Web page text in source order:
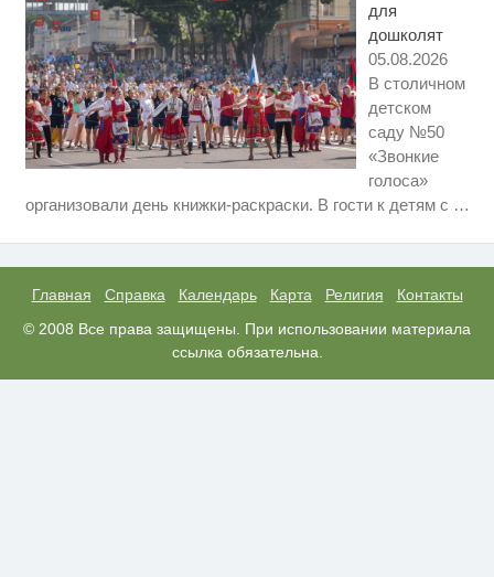
для
дошколят
05.08.2026
В столичном
детском
саду №50
«Звонкие
голоса»
организовали день книжки-раскраски. В гости к детям с …
Главная Справка Календарь Карта Религия
Контакты
© 2008 Все права защищены. При использовании материала
ссылка обязательна.
Крыма: Что люди вытворяют,
i
Что стало причиной громкого
взрыва в Москве 7 августа